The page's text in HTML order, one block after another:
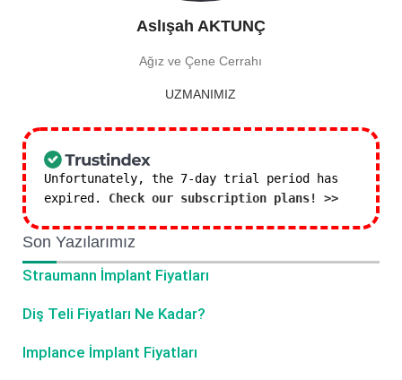
Aslışah AKTUNÇ
Ağız ve Çene Cerrahı
UZMANIMIZ
Unfortunately, the 7-day trial period has
expired. Check our subscription plans! >>
Son Yazılarımız
Straumann İmplant Fiyatları
Diş Teli Fiyatları Ne Kadar?
Implance İmplant Fiyatları